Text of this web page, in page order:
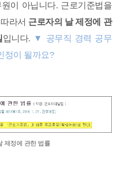
이 아닙니다. 근로기준법을
라서 근로자의 날 제정에 관
입니다. ▼ 공무직 경력 공무
정이 될까요?
제정에 관한 법률